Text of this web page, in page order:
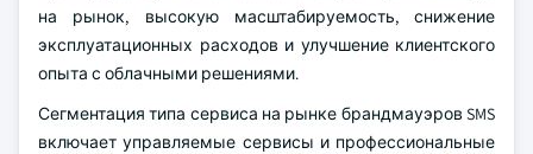
на рынок, высокую масштабируемость, снижение
эксплуатационных расходов и улучшение клиентского
опыта с облачными решениями.
Сегментация типа сервиса на рынке брандмауэров SMS
включает управляемые сервисы и профессиональные